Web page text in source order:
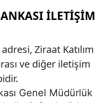
İLETIŞIM
Ziraat Katılım
ve diğer iletişim
Genel Müdürlük